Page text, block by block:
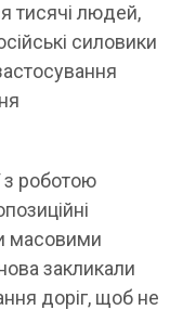
тисячі людей,
силовики
з роботою
масовими
закликали
доріг, щоб не